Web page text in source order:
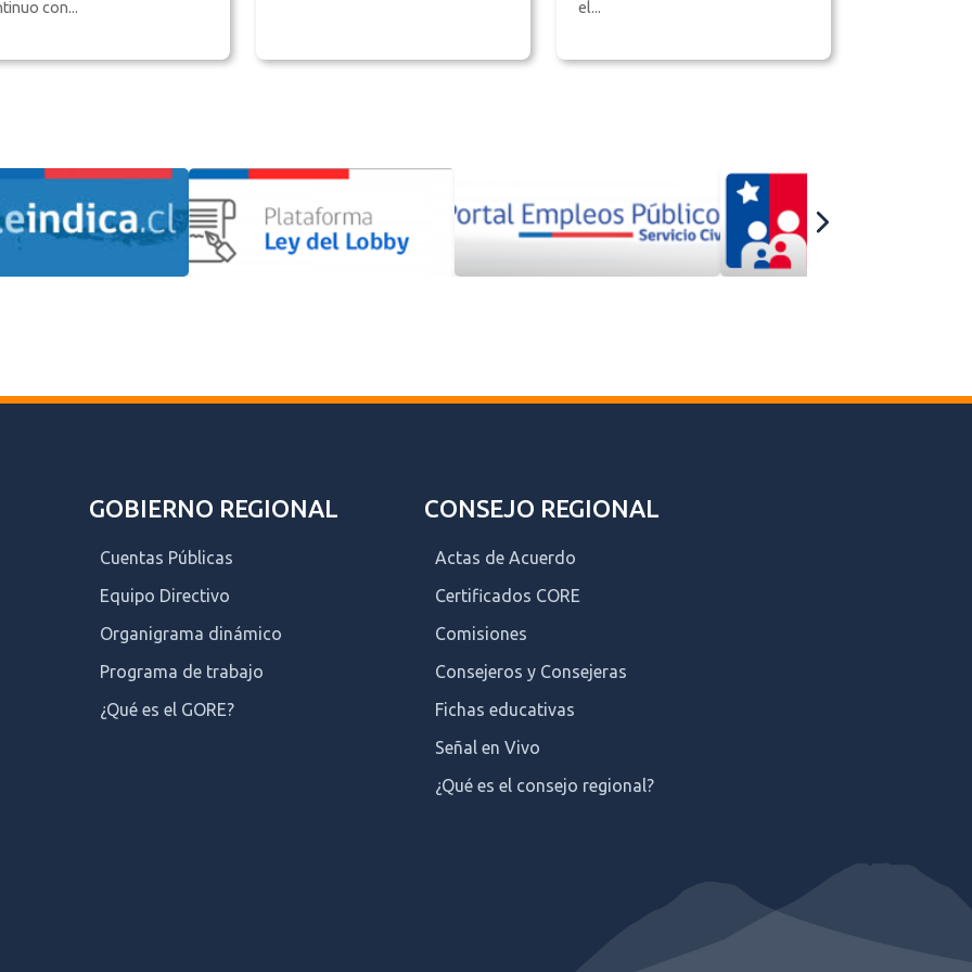
con... el...
GOBIERNO REGIONAL
Cuentas Públicas
Equipo Directivo
Organigrama dinámico
Programa de trabajo
¿Qué es el GORE?
CONSEJO REGIONAL
Actas de Acuerdo
Certificados CORE
Comisiones
Consejeros y Consejeras
Fichas educativas
Señal en Vivo
¿Qué es el consejo regional?